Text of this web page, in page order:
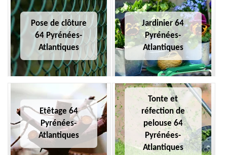
Pose de clôture
64 Pyrénées-
Atlantiques
Jardinier 64
Pyrénées-
Atlantiques
Etêtage 64
Pyrénées-
Atlantiques
Tonte et
réfection de
pelouse 64
Pyrénées-
Atlantiques